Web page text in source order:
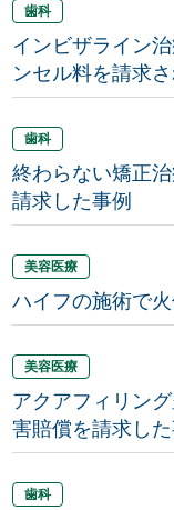
歯科
インビザライン
ンセル料を請求
歯科
終わらない矯正
請求した事例
美容医療
ハイフの施術で
美容医療
アクアフィリン
害賠償を請求した
歯科